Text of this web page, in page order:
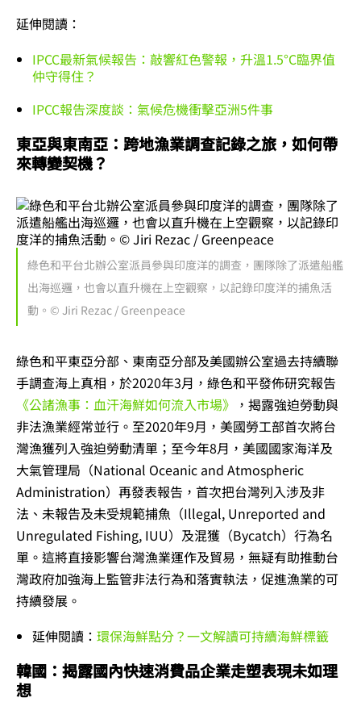
延伸閱讀：
IPCC最新氣候報告：敲響紅色警報，升溫1.5°C臨界值
仲守得住？
IPCC報告深度談：氣候危機衝擊亞洲5件事
東亞與東南亞：跨地漁業調查記錄之旅，如何帶
來轉變契機？
綠色和平台北辦公室派員參與印度洋的調查，團隊除了派遣船艦
出海巡邏，也會以直升機在上空觀察，以記錄印度洋的捕魚活
動。© Jiri Rezac / Greenpeace
綠色和平東亞分部、東南亞分部及美國辦公室過去持續聯
手調查海上真相，於2020年3月，綠色和平發佈研究報告
《公諸漁事：血汗海鮮如何流入市場》 ，揭露強迫勞動與
非法漁業經常並行。至2020年9月，美國勞工部首次將台
灣漁獲列入強迫勞動清單；至今年8月，美國國家海洋及
大氣管理局（National Oceanic and Atmospheric
Administration）再發表報告，首次把台灣列入涉及非
法、未報告及未受規範捕魚（Illegal, Unreported and
Unregulated Fishing, IUU）及混獲（Bycatch）行為名
單。這將直接影響台灣漁業運作及貿易，無疑有助推動台
灣政府加強海上監管非法行為和落實執法，促進漁業的可
持續發展。
延伸閱讀： 環保海鮮點分？一文解讀可持續海鮮標籤
韓國：揭露國內快速消費品企業走塑表現未如理
想